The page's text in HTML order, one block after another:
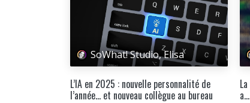
SoWhat! Studio, Elisa
L’IA en 2025 : nouvelle personnalité de
l’année… et nouveau collègue au bureau